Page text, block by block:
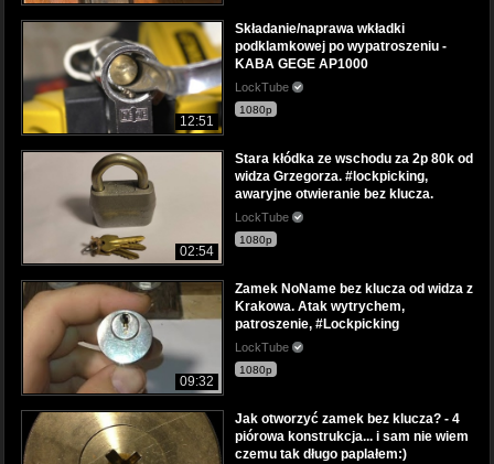
12:51
Składanie/naprawa wkładki
podklamkowej po wypatroszeniu -
KABA GEGE AP1000
LockTube
1080p
02:54
Stara kłódka ze wschodu za 2p 80k od
widza Grzegorza. #lockpicking,
awaryjne otwieranie bez klucza.
LockTube
1080p
09:32
Zamek NoName bez klucza od widza z
Krakowa. Atak wytrychem,
patroszenie, #Lockpicking
LockTube
1080p
Jak otworzyć zamek bez klucza? - 4
piórowa konstrukcja... i sam nie wiem
czemu tak długo paplałem:)